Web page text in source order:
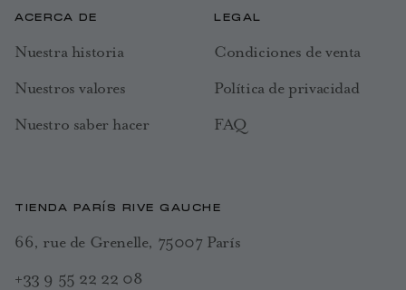
ACERCA DE
Nuestra historia
Nuestros valores
Nuestro saber hacer
LEGAL
Condiciones de venta
Política de privacidad
FAQ
TIENDA PARÍS RIVE GAUCHE
66, rue de Grenelle, 75007 París
+33 9 55 22 22 08